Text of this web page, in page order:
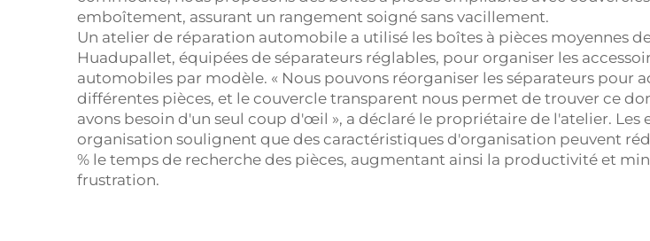
emboîtement, assurant un rangement soigné sans vacillement.
Un atelier de réparation automobile a utilisé les boîtes à pièces moyennes
Huadupallet, équipées de séparateurs réglables, pour organiser les
automobiles par modèle. « Nous pouvons réorganiser les séparateurs pour
différentes pièces, et le couvercle transparent nous permet de trouver ce
avons besoin d'un seul coup d'œil », a déclaré le propriétaire de l'atelier. Les
organisation soulignent que des caractéristiques d'organisation peuvent
% le temps de recherche des pièces, augmentant ainsi la productivité et
frustration.